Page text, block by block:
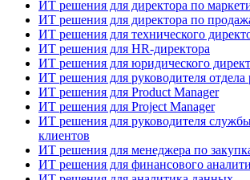
ИТ решения для директора по
ИТ решения для директора по
ИТ решения для технического
ИТ решения для HR-директора
ИТ решения для юридического
ИТ решения для руководителя отдела
ИТ решения для Product Manager
ИТ решения для Project Manager
ИТ решения для руководителя
клиентов
ИТ решения для менеджера по
ИТ решения для финансового